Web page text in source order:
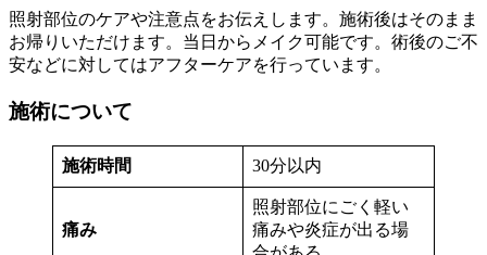
照射部位のケアや注意点をお伝えします。施術後はそのまま
お帰りいただけます。当日からメイク可能です。術後のご不
安などに対してはアフターケアを行っています。
施術について
施術時間 30分以内
痛み
照射部位にごく軽い
痛みや炎症が出る場